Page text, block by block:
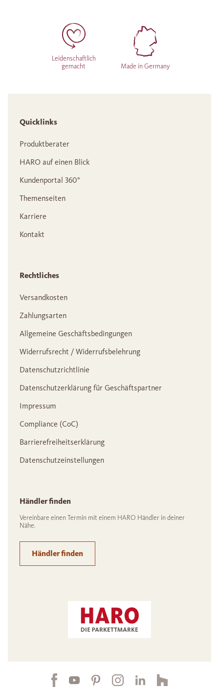
Leidenschaftlich
gemacht
Made in Germany
Quicklinks
Produktberater
HARO auf einen Blick
Kundenportal 360°
Themenseiten
Karriere
Kontakt
Rechtliches
Versandkosten
Zahlungsarten
Allgemeine Geschäftsbedingungen
Widerrufsrecht / Widerrufsbelehrung
Datenschutzrichtlinie
Datenschutzerklärung für Geschäftspartner
Impressum
Compliance (CoC)
Barrierefreiheitserklärung
Datenschutzeinstellungen
Händler finden
Vereinbare einen Termin mit einem HARO Händler in deiner
Nähe.
Händler finden